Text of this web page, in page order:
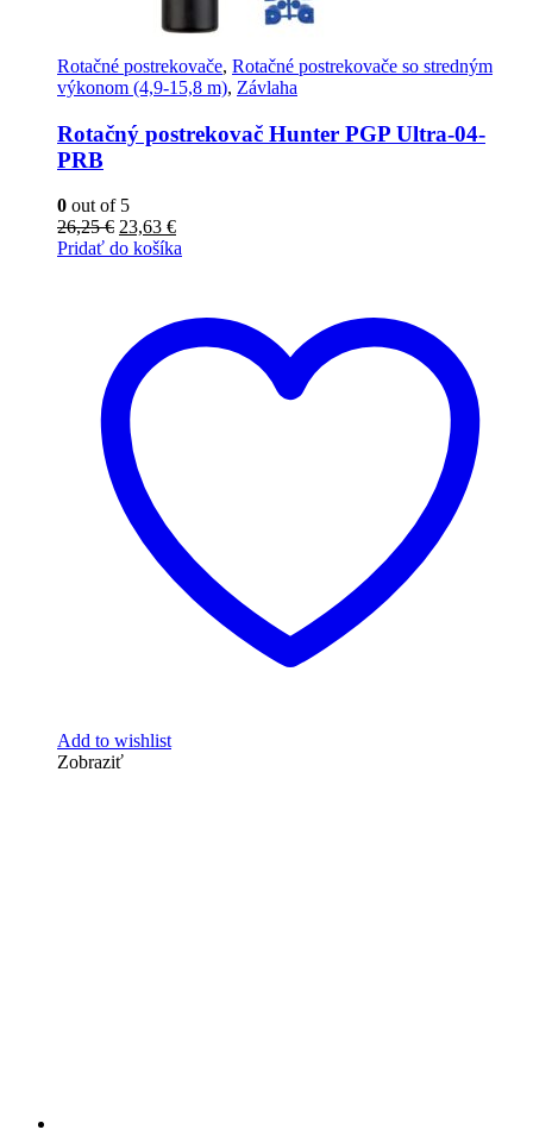
Rotačné postrekovače, Rotačné postrekovače so stredným
výkonom (4,9-15,8 m), Závlaha
Rotačný postrekovač Hunter PGP Ultra-04-
PRB
0 out of 5
26,25€ Pôvodná
cena
23,63 €Aktuálna
cena
Pridať do košíka
Add to wishlist
Zobraziť